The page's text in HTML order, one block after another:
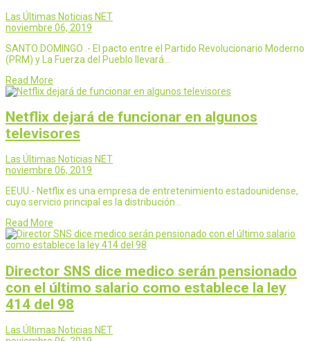
Las Últimas Noticias NET
noviembre 06, 2019
SANTO DOMINGO .- El pacto entre el Partido Revolucionario Moderno
(PRM) y La Fuerza del Pueblo llevará…
Read More
Netflix dejará de funcionar en algunos
televisores
Las Últimas Noticias NET
noviembre 06, 2019
EEUU.- Netflix es una empresa de entretenimiento estadounidense,
cuyo servicio principal es la distribución…
Read More
Director SNS dice medico serán pensionado
con el último salario como establece la ley
414 del 98
Las Últimas Noticias NET